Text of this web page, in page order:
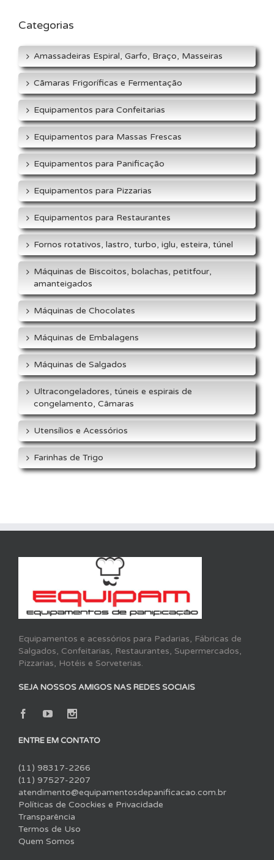
Categorias
Amassadeiras Espiral, Garfo, Braço, Masseiras
Cãmaras Frigoríficas e Fermentação
Equipamentos para Confeitarias
Equipamentos para Massas Frescas
Equipamentos para Panificação
Equipamentos para Pizzarias
Equipamentos para Restaurantes
Fornos rotativos, lastro, turbo, iglu, esteira, túnel
Máquinas de Biscoitos, bolachas, petitfour,
amanteigados
Máquinas de Chocolates
Máquinas de Embalagens
Máquinas de Salgados
Ultracongeladores, túneis e espirais de
congelamento, Câmaras
Utensílios e Acessórios
Farinhas de Trigo
Equipamentos e acessórios para Padarias, Fábricas de
Salgados, Confeitarias, Restaurantes, Supermercados,
Pizzarias, Hotéis e Sorveterias.
SEJA NOSSOS AMIGOS NAS REDES SOCIAIS
ENTRE EM CONTATO
(11) 98317-2266
(11) 97527-2207
atendimento@equipamentosdepanificacao.com.br
Políticas de Coockies e Privacidade
Transparência
Termos de Uso
Quem Somos